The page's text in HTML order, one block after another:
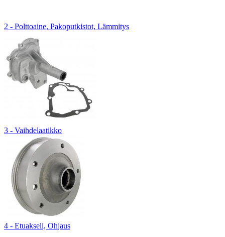
2 - Polttoaine, Pakoputkistot, Lämmitys
3 - Vaihdelaatikko
4 - Etuakseli, Ohjaus